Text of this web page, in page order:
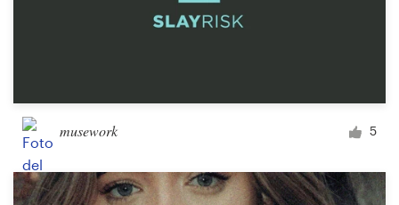
musework 5